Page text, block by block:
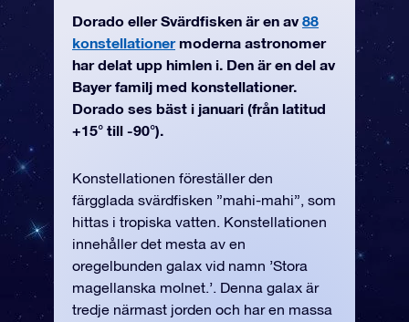
Dorado eller Svärdfisken är en av 88
konstellationermoderna astronomer
har delat upp himlen i. Den är en del av
Bayer familj med konstellationer.
Dorado ses bäst i januari (från latitud
+15° till -90°).
Konstellationen föreställer den
färgglada svärdfisken ”mahi-mahi”, som
hittas i tropiska vatten. Konstellationen
innehåller det mesta av en
oregelbunden galax vid namn ’Stora
magellanska molnet.’. Denna galax är
tredje närmast jorden och har en massa